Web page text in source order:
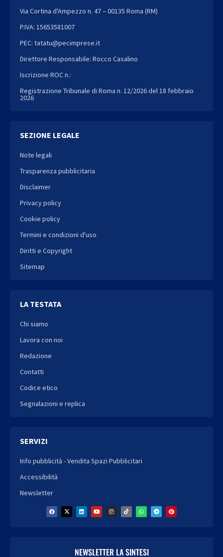
Via Cortina d'Ampezzo n. 47 – 00135 Roma (RM)
P.IVA: 15653581007
PEC: tatatu@pecimprese.it
Direttore Responsabile: Rocco Casalino
Iscrizione ROC n.:
Registrazione Tribunale di Roma n. 12/2026 del 18 febbraio
2026
SEZIONE LEGALE
Note legali
Trasparenza pubblicitaria
Disclaimer
Privacy policy
Cookie policy
Termini e condizioni d'uso
Diritti e Copyright
Sitemap
LA TESTATA
Chi siamo
Lavora con noi
Redazione
Contatti
Codice etico
Segnalazioni e replica
SERVIZI
Info pubblicità - Vendita Spazi Pubblicitari
Accessibilità
Newsletter
NEWSLETTER LA SINTESI